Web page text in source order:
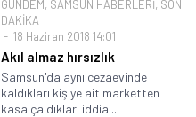
GÜNDEM, SAMSUN HABERLERİ, SON
DAKİKA
18 Haziran 2018 14:01
Akıl almaz hırsızlık
Samsun'da aynı cezaevinde
kaldıkları kişiye ait marketten
kasa çaldıkları iddia...